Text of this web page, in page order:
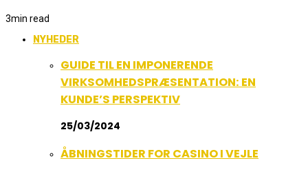
3min read
NYHEDER
GUIDE TIL EN IMPONERENDE
VIRKSOMHEDSPRÆSENTATION: EN
KUNDE’S PERSPEKTIV
25/03/2024
ÅBNINGSTIDER FOR CASINO I VEJLE